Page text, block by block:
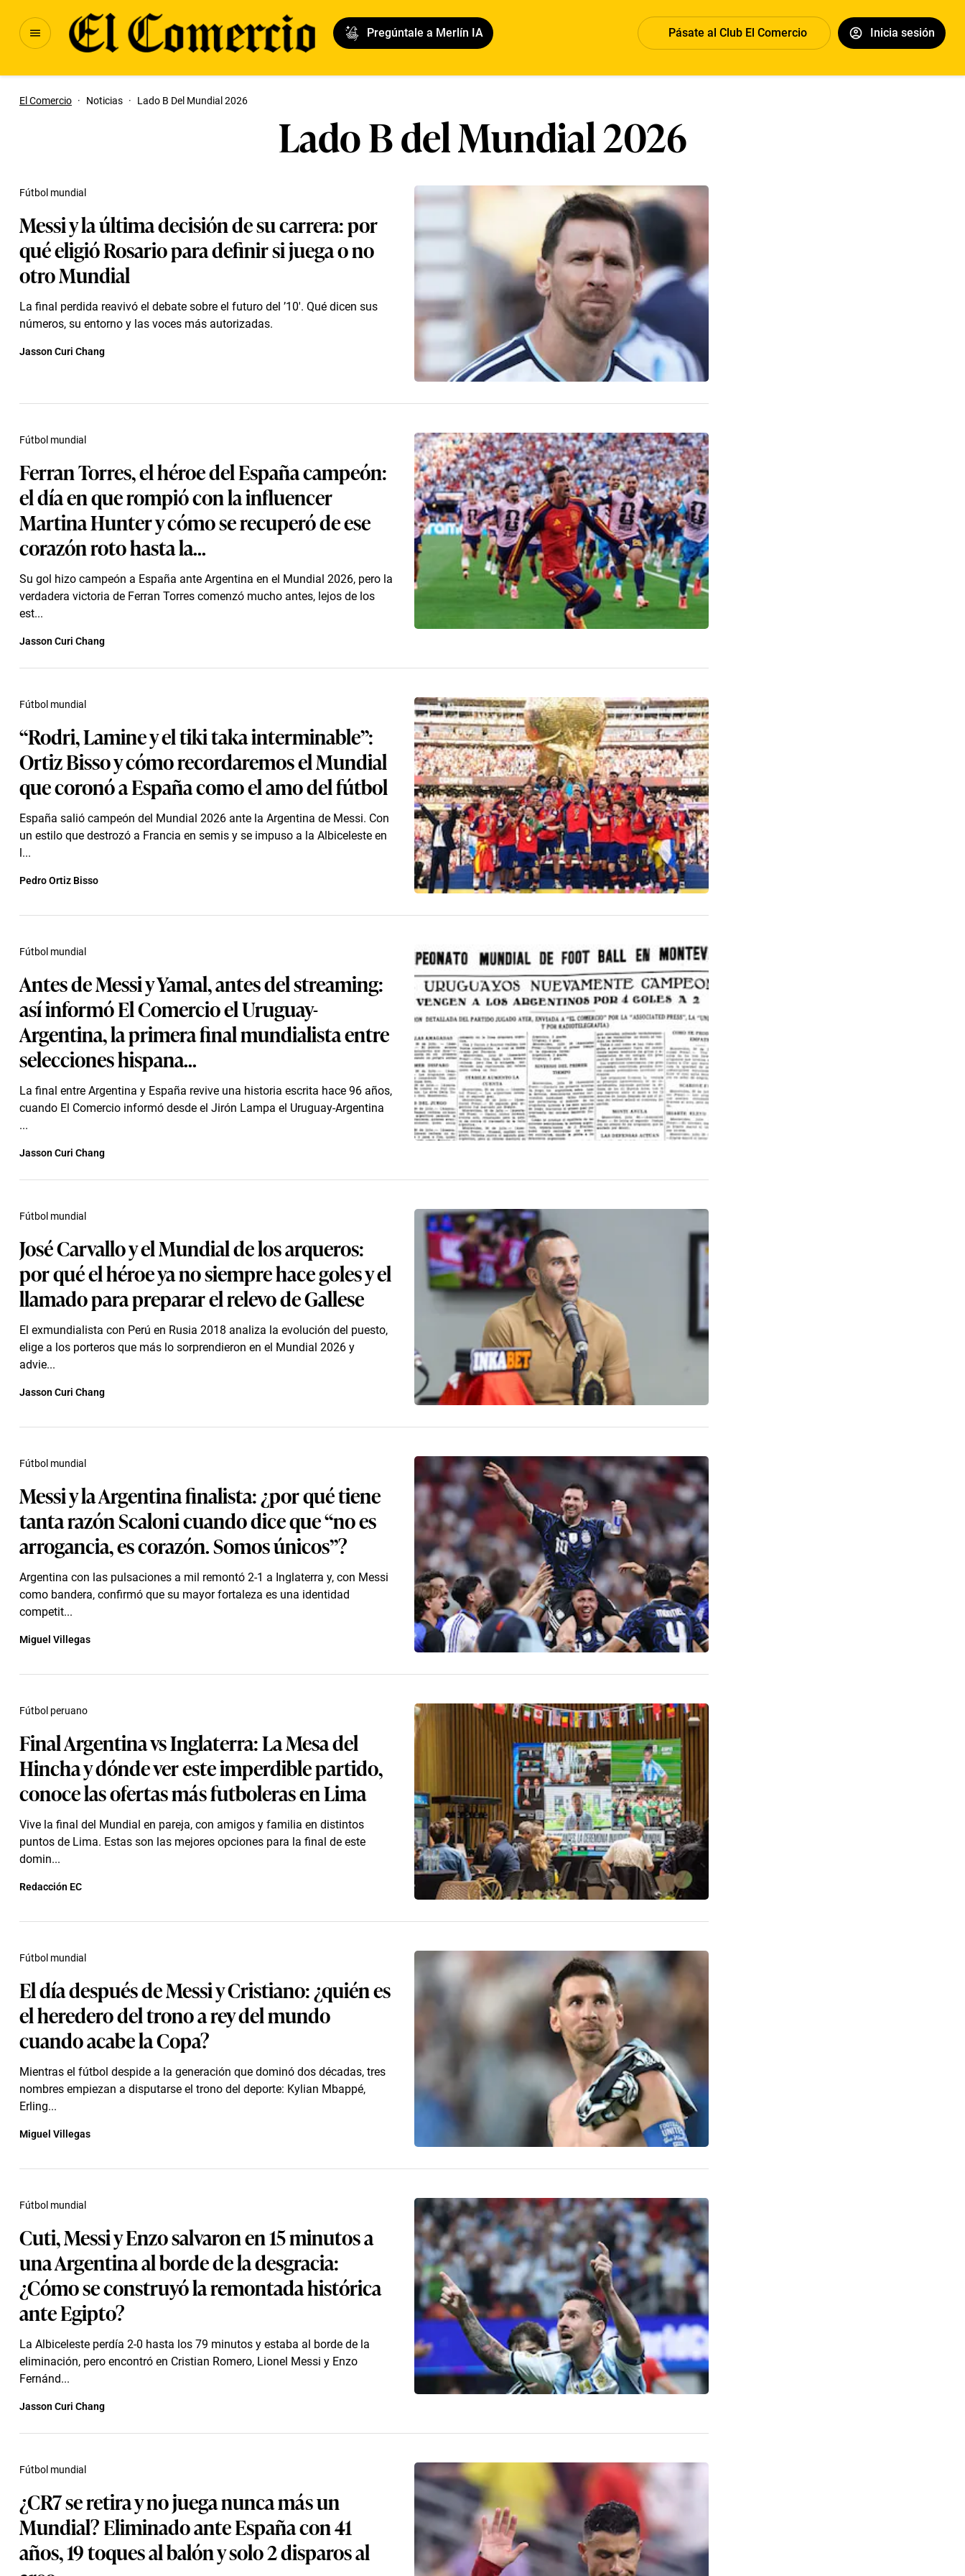
Pregúntale a Merlín IA Pásate al Club El Comercio Inicia sesión
El Comercio · Noticias · Lado B Del Mundial 2026
Lado B del Mundial 2026
Messi y la última decisión de su carrera: por
qué eligió Rosario para definir si juega o no
otro Mundial
La final perdida reavivó el debate sobre el futuro del ’10′. Qué dicen sus
números, su entorno y las voces más autorizadas.
Fútbol mundial
Jasson Curi Chang
Ferran Torres, el héroe del España campeón:
el día en que rompió con la influencer
Martina Hunter y cómo se recuperó de ese
corazón roto hasta la...
Su gol hizo campeón a España ante Argentina en el Mundial 2026, pero la
verdadera victoria de Ferran Torres comenzó mucho antes, lejos de los
est...
Fútbol mundial
Jasson Curi Chang
“Rodri, Lamine y el tiki taka interminable”:
Ortiz Bisso y cómo recordaremos el Mundial
que coronó a España como el amo del fútbol
España salió campeón del Mundial 2026 ante la Argentina de Messi. Con
un estilo que destrozó a Francia en semis y se impuso a la Albiceleste en
l...
Fútbol mundial
Pedro Ortiz Bisso
Antes de Messi y Yamal, antes del streaming:
así informó El Comercio el Uruguay-
Argentina, la primera final mundialista entre
selecciones hispana...
La final entre Argentina y España revive una historia escrita hace 96 años,
cuando El Comercio informó desde el Jirón Lampa el Uruguay-Argentina
...
Fútbol mundial
Jasson Curi Chang
José Carvallo y el Mundial de los arqueros:
por qué el héroe ya no siempre hace goles y el
llamado para preparar el relevo de Gallese
El exmundialista con Perú en Rusia 2018 analiza la evolución del puesto,
elige a los porteros que más lo sorprendieron en el Mundial 2026 y
advie...
Fútbol mundial
Jasson Curi Chang
Messi y la Argentina finalista: ¿por qué tiene
tanta razón Scaloni cuando dice que “no es
arrogancia, es corazón. Somos únicos”?
Argentina con las pulsaciones a mil remontó 2-1 a Inglaterra y, con Messi
como bandera, confirmó que su mayor fortaleza es una identidad
competit...
Fútbol mundial
Miguel Villegas
Final Argentina vs Inglaterra: La Mesa del
Hincha y dónde ver este imperdible partido,
conoce las ofertas más futboleras en Lima
Vive la final del Mundial en pareja, con amigos y familia en distintos
puntos de Lima. Estas son las mejores opciones para la final de este
domin...
Fútbol peruano
Redacción EC
El día después de Messi y Cristiano: ¿quién es
el heredero del trono a rey del mundo
cuando acabe la Copa?
Mientras el fútbol despide a la generación que dominó dos décadas, tres
nombres empiezan a disputarse el trono del deporte: Kylian Mbappé,
Erling...
Fútbol mundial
Miguel Villegas
Cuti, Messi y Enzo salvaron en 15 minutos a
una Argentina al borde de la desgracia:
¿Cómo se construyó la remontada histórica
ante Egipto?
La Albiceleste perdía 2-0 hasta los 79 minutos y estaba al borde de la
eliminación, pero encontró en Cristian Romero, Lionel Messi y Enzo
Fernánd...
Fútbol mundial
Jasson Curi Chang
¿CR7 se retira y no juega nunca más un
Mundial? Eliminado ante España con 41
años, 19 toques al balón y solo 2 disparos al
Fútbol mundial